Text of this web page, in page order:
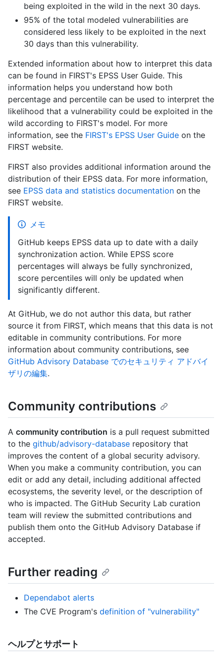
being exploited in the wild in the next 30 days.
95% of the total modeled vulnerabilities are
considered less likely to be exploited in the next
30 days than this vulnerability.
Extended information about how to interpret this data
can be found in FIRST's EPSS User Guide. This
information helps you understand how both
percentage and percentile can be used to interpret the
likelihood that a vulnerability could be exploited in the
wild according to FIRST's model. For more
information, see the FIRST's EPSS User Guide on the
FIRST website.
FIRST also provides additional information around the
distribution of their EPSS data. For more information,
see EPSS data and statistics documentation on the
FIRST website.
メモ
GitHub keeps EPSS data up to date with a daily
synchronization action. While EPSS score
percentages will always be fully synchronized,
score percentiles will only be updated when
significantly different.
At GitHub, we do not author this data, but rather
source it from FIRST, which means that this data is not
editable in community contributions. For more
information about community contributions, see
GitHub Advisory Database でのセキュリティ アドバイ
ザリの編集.
Community contributions
A community contribution is a pull request submitted
to the github/advisory-database repository that
improves the content of a global security advisory.
When you make a community contribution, you can
edit or add any detail, including additional affected
ecosystems, the severity level, or the description of
who is impacted. The GitHub Security Lab curation
team will review the submitted contributions and
publish them onto the GitHub Advisory Database if
accepted.
Further reading
Dependabot alerts
The CVE Program's definition of "vulnerability"
ヘルプとサポート